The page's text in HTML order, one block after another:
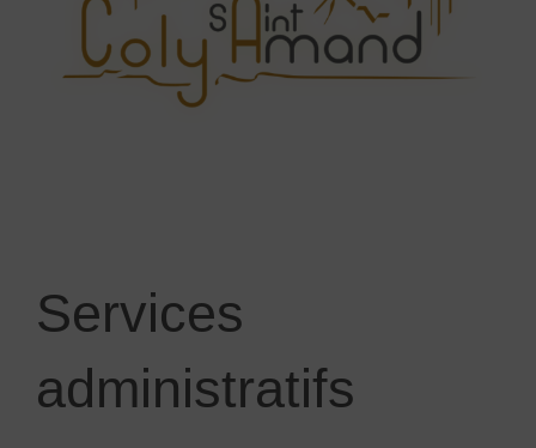
Services
administratifs